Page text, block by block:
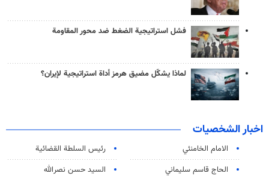
فشل استراتيجية الضغط ضد محور المقاومة
لماذا يشكّل مضيق هرمز أداة استراتيجية لإيران؟
اخبار الشخصيات
الامام الخامنئي
رئیس السلطة القضائیة
الحاج قاسم سليماني
السيد حسن نصرالله